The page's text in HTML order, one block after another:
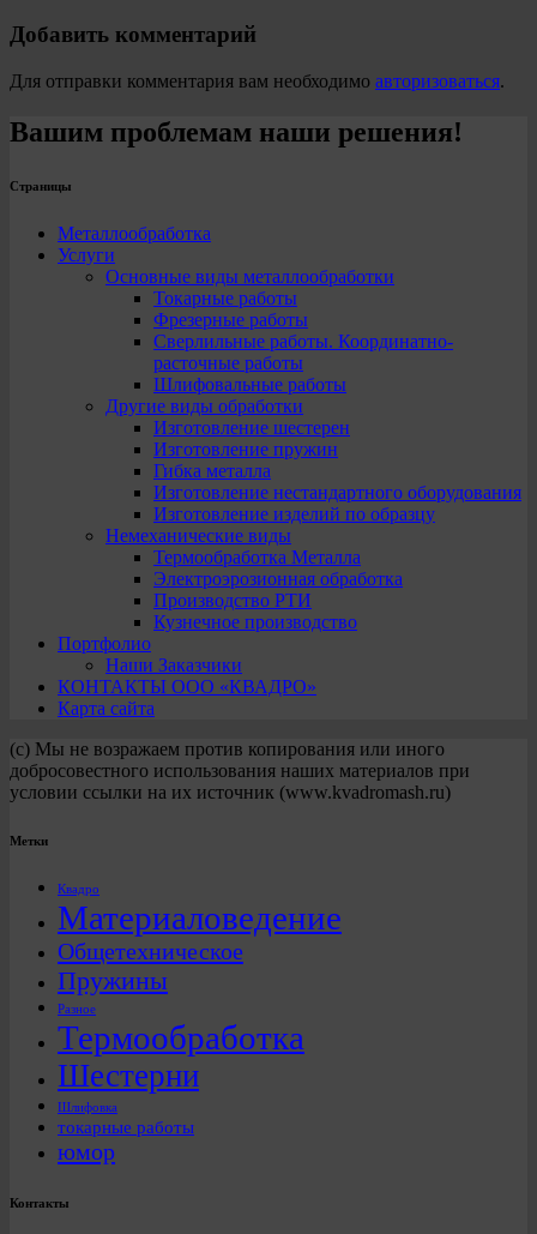
Добавить комментарий
Для отправки комментария вам необходимо авторизоваться.
Вашим проблемам наши решения!
Страницы
Металлообработка
Услуги
Основные виды металлообработки
Токарные работы
Фрезерные работы
Сверлильные работы. Координатно-
расточные работы
Шлифовальные работы
Другие виды обработки
Изготовление шестерен
Изготовление пружин
Гибка металла
Изготовление нестандартного оборудования
Изготовление изделий по образцу
Немеханические виды
Термообработка Металла
Электроэрозионная обработка
Производство РТИ
Кузнечное производство
Портфолио
Наши Заказчики
КОНТАКТЫ ООО «КВАДРО»
Карта сайта
(с) Мы не возражаем против копирования или иного
добросовестного использования наших материалов при
условии ссылки на их источник (www.kvadromash.ru)
Метки
Квадро
Материаловедение
Общетехническое
Пружины
Разное
Термообработка
Шестерни
Шлифовка
токарные работы
юмор
Контакты